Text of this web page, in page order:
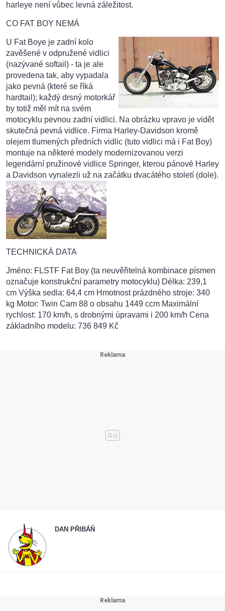
harleye není vůbec levná záležitost.
CO FAT BOY NEMÁ
U Fat Boye je zadní kolo
zavěšené v odpružené vidlici
(nazývané softail) - ta je ale
provedena tak, aby vypadala
jako pevná (které se říká
hardtail); každý drsný motorkář
by totiž měl mít na svém
motocyklu pevnou zadní vidlici. Na obrázku vpravo je vidět
skutečná pevná vidlice. Firma Harley-Davidson kromě
olejem tlumených předních vidlic (tuto vidlici má i Fat Boy)
montuje na některé modely modernizovanou verzi
legendární pružinové vidlice Springer, kterou pánové Harley
a Davidson vynalezli už na začátku dvacátého století (dole).
TECHNICKÁ DATA
Jméno: FLSTF Fat Boy (ta neuvěřitelná kombinace písmen
označuje konstrukční parametry motocyklu) Délka: 239,1
cm Výška sedla: 64,4 cm Hmotnost prázdného stroje: 340
kg Motor: Twin Cam 88 o obsahu 1449 ccm Maximální
rychlost: 170 km/h, s drobnými úpravami i 200 km/h Cena
základního modelu: 736 849 Kč
DAN PŘIBÁŇ